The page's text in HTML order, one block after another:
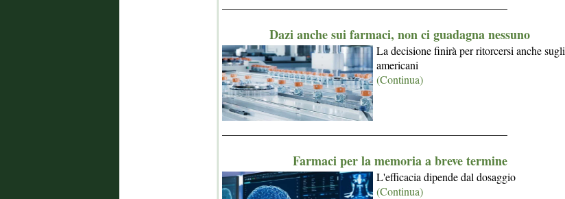
Dazi anche sui farmaci, non ci guadagna nessuno
La decisione finirà per ritorcersi anche sugli
americani
(Continua)
Farmaci per la memoria a breve termine
L'efficacia dipende dal dosaggio
(Continua)